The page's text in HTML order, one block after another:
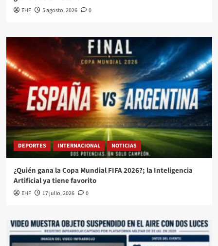
EHF 5 agosto, 2026 0
DEPORTES INTERNACIONAL NOTICIAS
¿Quién gana la Copa Mundial FIFA 2026?; la Inteligencia
Artificial ya tiene favorito
EHF 17 julio, 2026 0